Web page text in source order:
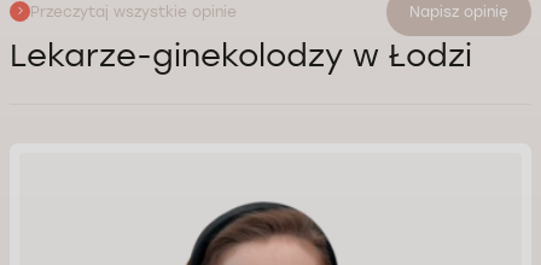
Przeczytaj wszystkie opinie Napisz opinię
Lekarze-ginekolodzy w Łodzi